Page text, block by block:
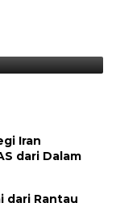
Selalu
Iran
dari Dalam
dari Rantau